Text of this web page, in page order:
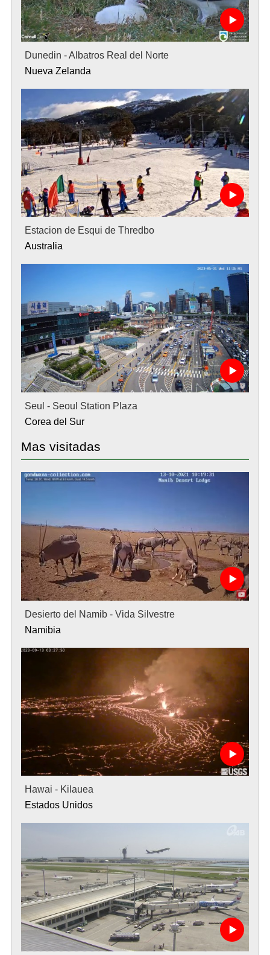
Dunedin - Albatros Real del Norte
Nueva Zelanda
Estacion de Esqui de Thredbo
Australia
Seul - Seoul Station Plaza
Corea del Sur
Mas visitadas
Desierto del Namib - Vida Silvestre
Namibia
Hawai - Kilauea
Estados Unidos